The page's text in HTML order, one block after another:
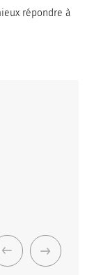
répondre à